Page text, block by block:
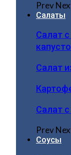
Prev
Салаты
Салат
Салат
Салат
Prev
Соусы